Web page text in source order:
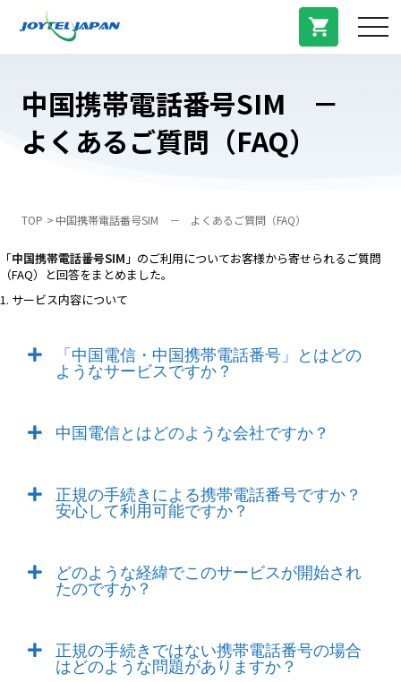
WiFiレンタルプランお申し込み
料金プラン
よくある質問
法人登録
中国携帯電話番号SIM －
よくあるご質問（FAQ）
TOP 中国携帯電話番号SIM － よくあるご質問（FAQ）
「中国携帯電話番号SIM 」のご利用についてお客様から寄せられるご質問
（FAQ）と回答をまとめました。
1. サービス内容について
「中国電信・中国携帯電話番号」とはどの
ようなサービスですか？
中国電信とはどのような会社ですか？
正規の手続きによる携帯電話番号ですか？
安心して利用可能ですか？
どのような経緯でこのサービスが開始され
たのですか？
正規の手続きではない携帯電話番号の場合
はどのような問題がありますか？